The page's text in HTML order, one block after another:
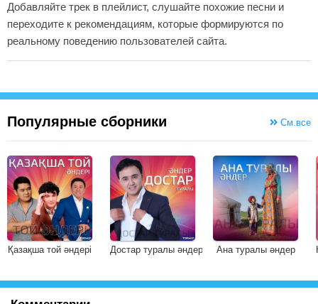
Добавляйте трек в плейлист, слушайте похожие песни и
переходите к рекомендациям, которые формируются по
реальному поведению пользователей сайта.
Популярные сборники См.все
Қазақша той әндері Достар туралы әндер Ана туралы әндер